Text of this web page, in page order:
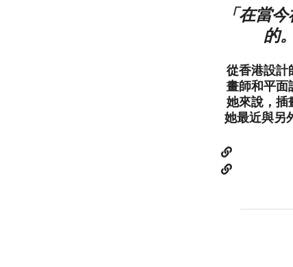
「在當
的
從香港設計
畫師和平面
她來說，插
她最近與另